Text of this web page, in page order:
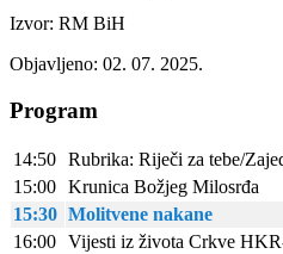
Izvor: RM BiH
Objavljeno: 02. 07. 2025.
Program
14:50 Rubrika: Riječi za tebe/
15:00 Krunica Božjeg Milosrđa
15:30 Molitvene nakane
16:00 Vijesti iz života Crkve